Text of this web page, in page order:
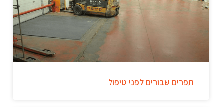
תפרים שבורים לפני טיפול